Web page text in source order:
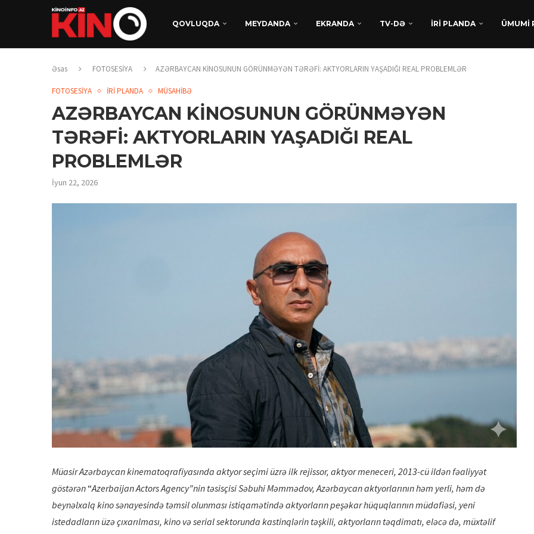
QOVLUQDA MEYDANDA EKRANDA TV-DƏ İRİ PLANDA ÜMUMİ
Əsas FOTOSESİYA AZƏRBAYCAN KİNOSUNUN GÖRÜNMƏYƏN TƏRƏFİ: AKTYORLARIN YAŞADIĞI REAL PROBLEMLƏR
FOTOSESİYA İRİ PLANDA MÜSAHİBƏ
AZƏRBAYCAN KİNOSUNUN GÖRÜNMƏYƏN
TƏRƏFİ: AKTYORLARIN YAŞADIĞI REAL
PROBLEMLƏR
İyun 22, 2026
Müasir Azərbaycan kinematoqrafiyasında aktyor seçimi üzrə ilk rejissor, aktyor meneceri, 2013-cü ildən fəaliyyət
göstərən“Azerbaijan Actors Agency”nin təsisçisi Səbuhi Məmmədov, Azərbaycan aktyorlarının həm yerli, həm də
beynəlxalq kino sənayesində təmsil olunması istiqamətində aktyorların peşəkar hüquqlarının müdafiəsi, yeni
istedadların üzə çıxarılması, kino və serial sektorunda kastinqlərin təşkili, aktyorların təqdimatı, eləcə də, müxtəlif
EMİN ƏFƏNDİYEV YENİ FİLMİ
“QEYB OLMA”NIN
ÇƏKİLİŞLƏRİNİ DAVAM...